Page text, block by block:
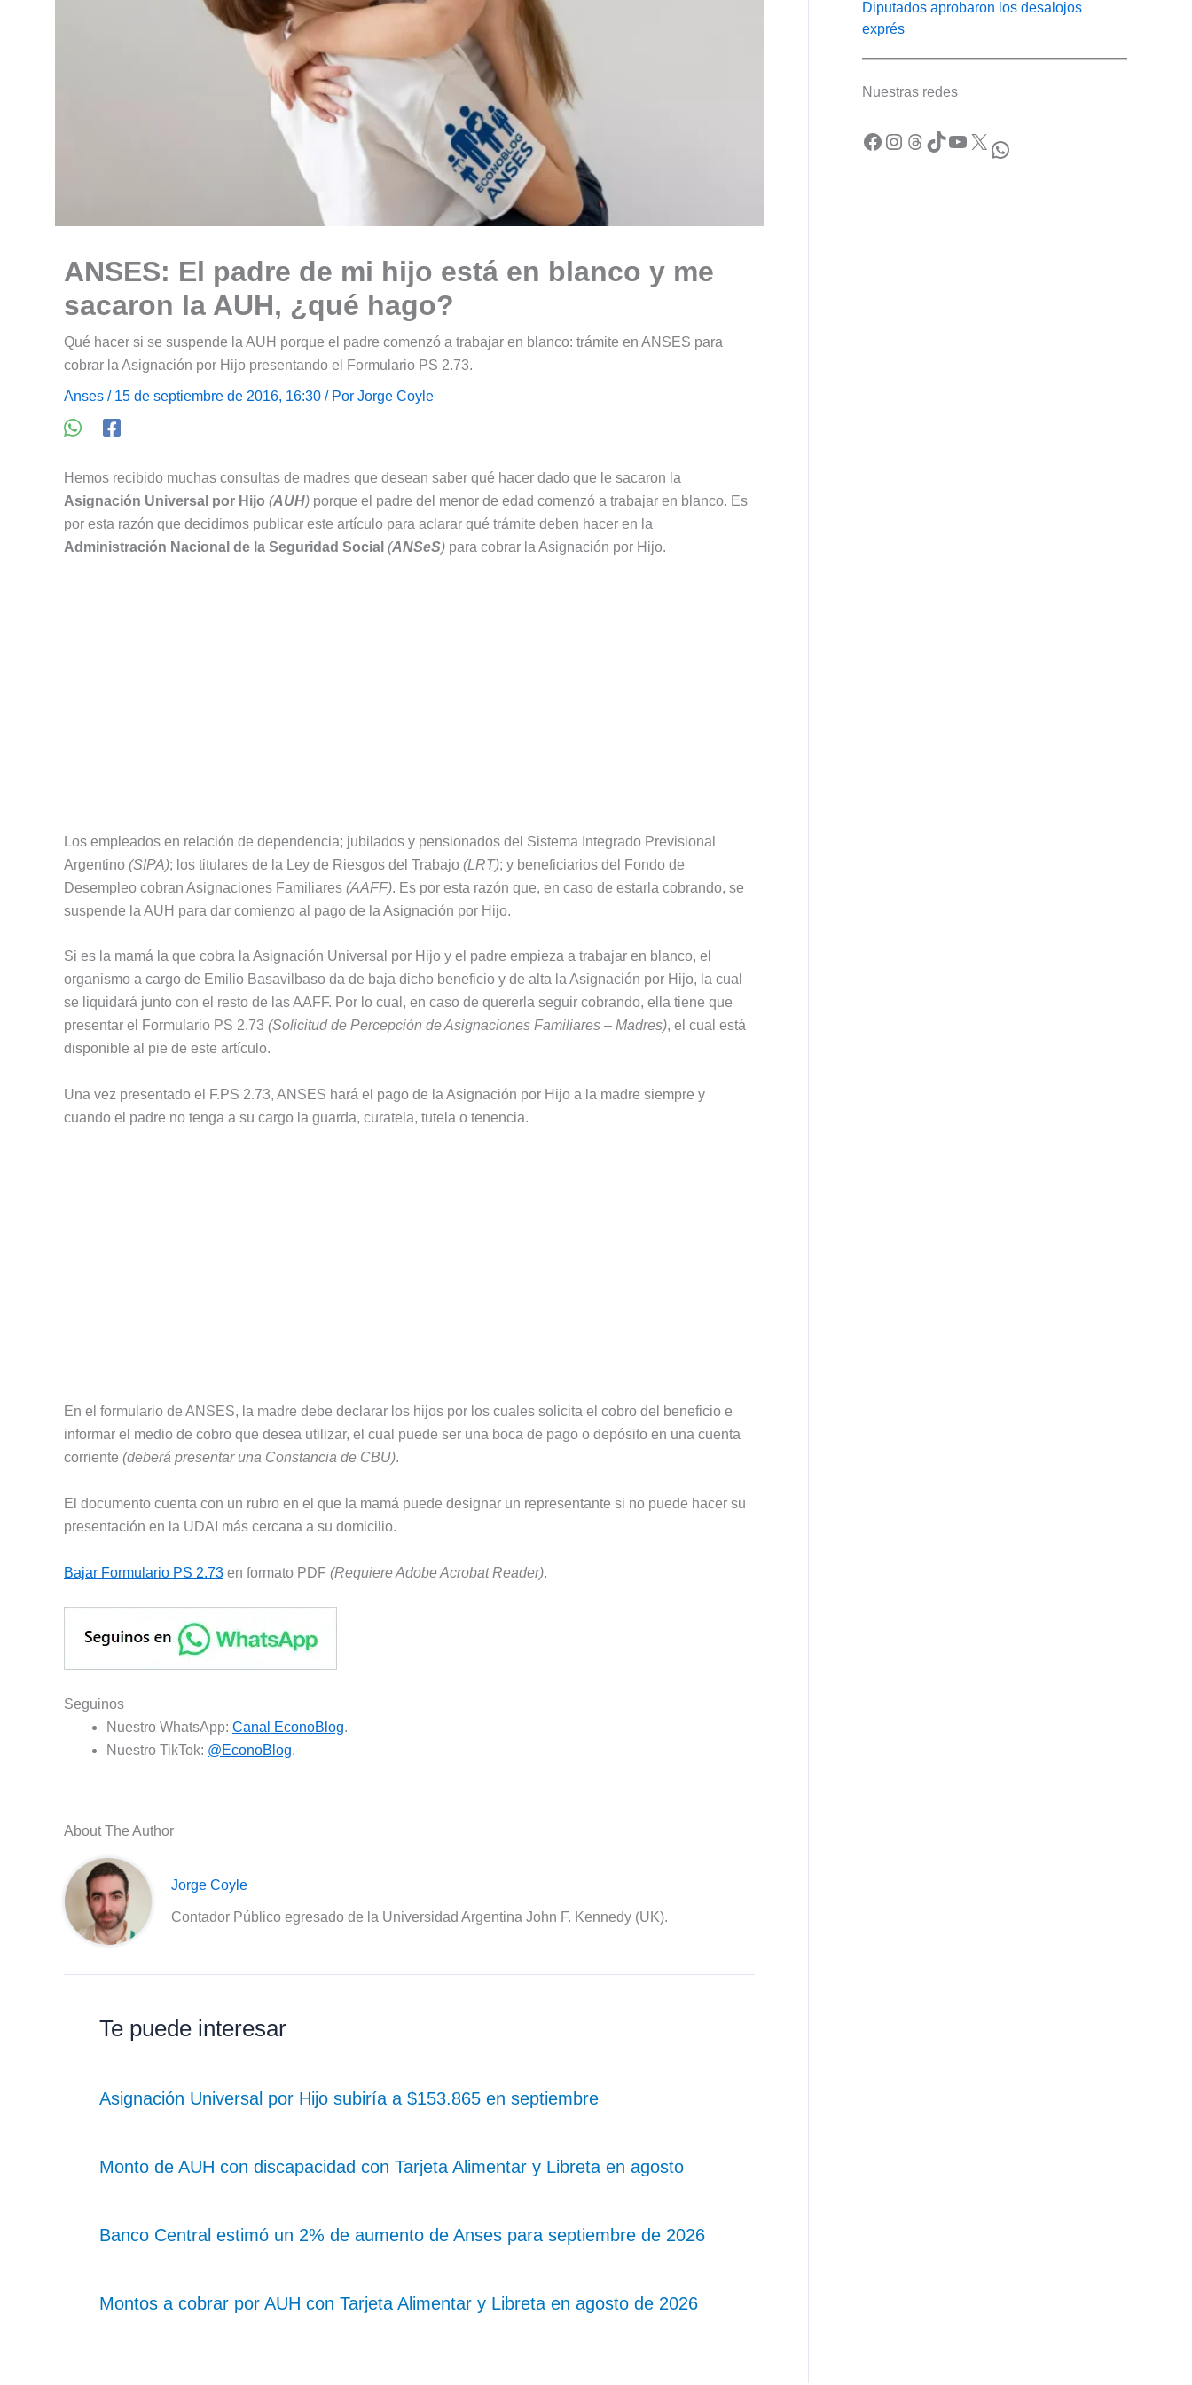
ANSES: El padre de mi hijo está en blanco y me
sacaron la AUH, ¿qué hago?
Qué hacer si se suspende la AUH porque el padre comenzó a trabajar en blanco: trámite en ANSES para
cobrar la Asignación por Hijo presentando el Formulario PS 2.73.
Anses / 15 de septiembre de 2016, 16:30 / Por Jorge Coyle
Hemos recibido muchas consultas de madres que desean saber qué hacer dado que le sacaron la
Asignación Universal por Hijo (AUH) porque el padre del menor de edad comenzó a trabajar en blanco. Es
por esta razón que decidimos publicar este artículo para aclarar qué trámite deben hacer en la
Administración Nacional de la Seguridad Social (ANSeS) para cobrar la Asignación por Hijo.
Los empleados en relación de dependencia; jubilados y pensionados del Sistema Integrado Previsional
Argentino (SIPA); los titulares de la Ley de Riesgos del Trabajo (LRT); y beneficiarios del Fondo de
Desempleo cobran Asignaciones Familiares (AAFF). Es por esta razón que, en caso de estarla cobrando, se
suspende la AUH para dar comienzo al pago de la Asignación por Hijo.
Si es la mamá la que cobra la Asignación Universal por Hijo y el padre empieza a trabajar en blanco, el
organismo a cargo de Emilio Basavilbaso da de baja dicho beneficio y de alta la Asignación por Hijo, la cual
se liquidará junto con el resto de las AAFF. Por lo cual, en caso de quererla seguir cobrando, ella tiene que
presentar el Formulario PS 2.73 (Solicitud de Percepción de Asignaciones Familiares – Madres), el cual está
disponible al pie de este artículo.
Una vez presentado el F.PS 2.73, ANSES hará el pago de la Asignación por Hijo a la madre siempre y
cuando el padre no tenga a su cargo la guarda, curatela, tutela o tenencia.
En el formulario de ANSES, la madre debe declarar los hijos por los cuales solicita el cobro del beneficio e
informar el medio de cobro que desea utilizar, el cual puede ser una boca de pago o depósito en una cuenta
corriente (deberá presentar una Constancia de CBU).
El documento cuenta con un rubro en el que la mamá puede designar un representante si no puede hacer su
presentación en la UDAI más cercana a su domicilio.
Bajar Formulario PS 2.73 en formato PDF (Requiere Adobe Acrobat Reader).
Seguinos
Nuestro WhatsApp: Canal EconoBlog.
Nuestro TikTok: @EconoBlog.
About The Author
Jorge Coyle
Contador Público egresado de la Universidad Argentina John F. Kennedy (UK).
Te puede interesar
Asignación Universal por Hijo subiría a $153.865 en septiembre
Monto de AUH con discapacidad con Tarjeta Alimentar y Libreta en agosto
Banco Central estimó un 2% de aumento de Anses para septiembre de 2026
Montos a cobrar por AUH con Tarjeta Alimentar y Libreta en agosto de 2026
Diputados aprobaron los desalojos
exprés
Nuestras redes
Facebook Instagram Threads TikTok YouTube X WhatsApp